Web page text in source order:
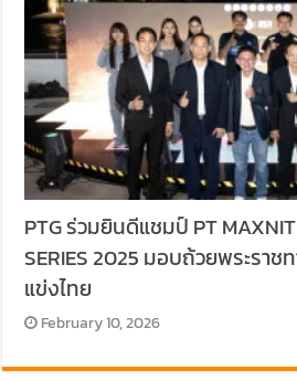
PTG ร่วมยินดีแชมป์ PT
SERIES 2025 มอบถ้วยพระรา
แข่งไทย
February 10, 2026